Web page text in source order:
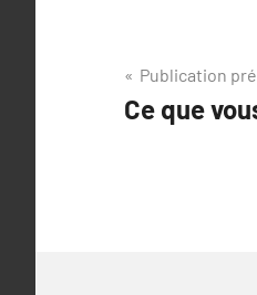
de
Publication
Ce que